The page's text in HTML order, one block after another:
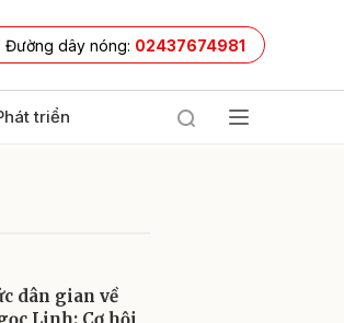
Đường dây nóng: 02437674981
triển
dân gian về